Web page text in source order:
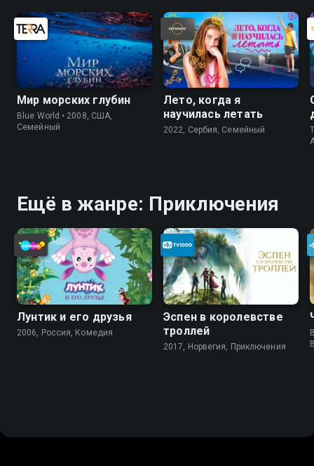
Мир морских глубин
Blue World • 2008, США,
Cемейный
Лето, когда я
научилась летать
2022, Сербия, Cемейный
Ещё в жанре: Приключения
Лунтик и его друзья
2006, Россия, Комедия
Эспен в королевстве
троллей
2017, Норвегия, Приключения